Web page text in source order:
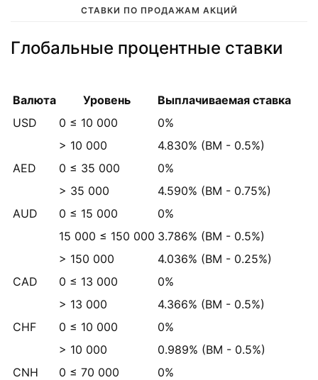
СТАВКИ ПО ПРОДАЖАМ АКЦИЙ
Глобальные процентные ставки
Валюта Уровень
Выплачиваемая ставка
USD
0 ≤ 10 000
0%
> 10 000
4.830% (BM - 0.5%)
AED
0 ≤ 35 000
0%
> 35 000
4.590% (BM - 0.75%)
AUD
0 ≤ 15 000
0%
15 000 ≤ 150 000 3.786% (BM - 0.5%)
> 150 000
4.036% (BM - 0.25%)
CAD
0 ≤ 13 000
0%
> 13 000
4.366% (BM - 0.5%)
CHF
0 ≤ 10 000
0%
> 10 000
0.989% (BM - 0.5%)
CNH
0 ≤ 70 000
0%